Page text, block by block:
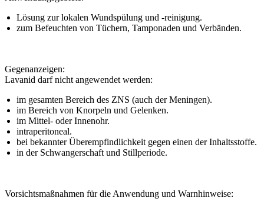
Lösung zur lokalen Wundspülung und -reinigung.
zum Befeuchten von Tüchern, Tamponaden und Verbänden.
Gegenanzeigen:
Lavanid darf nicht angewendet werden:
im gesamten Bereich des ZNS (auch der Meningen).
im Bereich von Knorpeln und Gelenken.
im Mittel- oder Innenohr.
intraperitoneal.
bei bekannter Überempfindlichkeit gegen einen der Inhaltsstoffe.
in der Schwangerschaft und Stillperiode.
Vorsichtsmaßnahmen für die Anwendung und Warnhinweise: